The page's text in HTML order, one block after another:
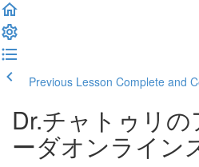
Previous Lesson Complete and
Dr.チャトゥリ
ーダオンライン